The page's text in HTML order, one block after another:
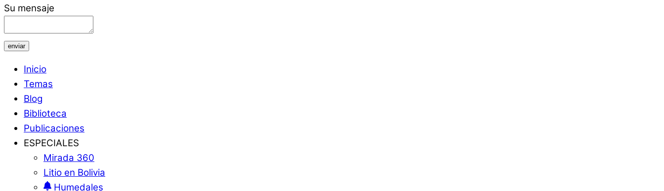
Su mensaje
enviar
Inicio
Temas
Blog
Biblioteca
Publicaciones
ESPECIALES
Mirada 360
Litio en Bolivia
Humedales